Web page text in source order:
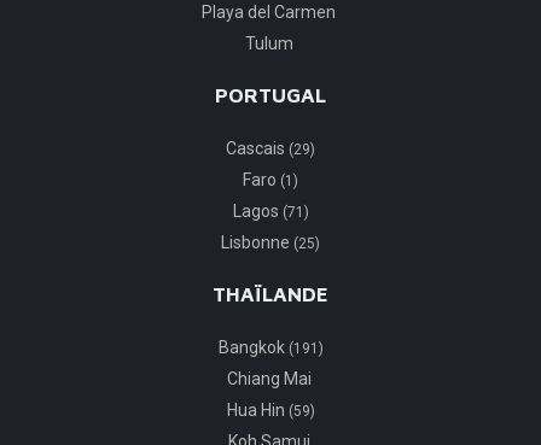
Playa del Carmen
Tulum
PORTUGAL
Cascais (29)
Faro (1)
Lagos (71)
Lisbonne (25)
THAÏLANDE
Bangkok (191)
Chiang Mai
Hua Hin (59)